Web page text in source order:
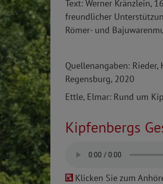
Text: Werner Kränzlein,
freundlicher
Römer- und
Quellenangaben:
Regensburg, 2020
Ettle, Elmar: Rund um
Kipfenbergs
Klicken Sie zum